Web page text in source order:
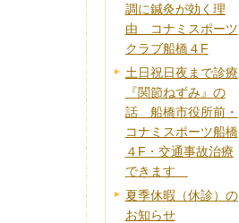
調に鍼灸が効く理
由 コナミスポーツ
クラブ船橋４F
土日祝日夜まで診療
『関節ねずみ』の
話 船橋市役所前・
コナミスポーツ船橋
４F・交通事故治療
できます
夏季休暇（休診）の
お知らせ